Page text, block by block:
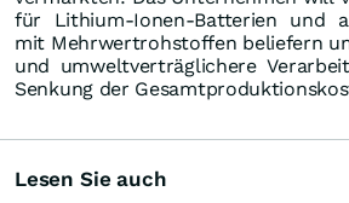
für Lithium-Ionen-Batterien und
mit Mehrwertrohstoffen beliefern
und umweltverträglichere
Senkung der
Lesen Sie auch